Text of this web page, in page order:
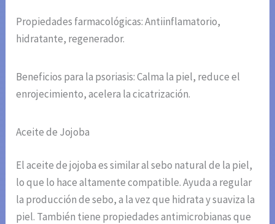
Propiedades farmacológicas: Antiinflamatorio,
hidratante, regenerador.
Beneficios para la psoriasis: Calma la piel, reduce el
enrojecimiento, acelera la cicatrización.
Aceite de Jojoba
El aceite de jojoba es similar al sebo natural de la piel,
lo que lo hace altamente compatible. Ayuda a regular
la producción de sebo, a la vez que hidrata y suaviza la
piel. También tiene propiedades antimicrobianas que